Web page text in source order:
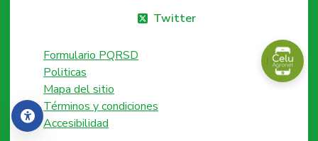
Accesibilidad
Twitter
Formulario PQRSD
Politicas
Mapa del sitio
Términos y condiciones
Accesibilidad